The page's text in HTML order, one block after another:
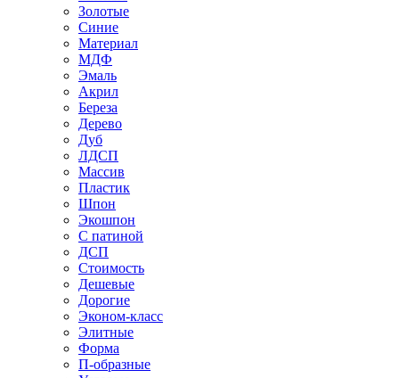
Золотые
Синие
Материал
МДФ
Эмаль
Акрил
Береза
Дерево
Дуб
ЛДСП
Массив
Пластик
Шпон
Экошпон
С патиной
ДСП
Стоимость
Дешевые
Дорогие
Эконом-класс
Элитные
Форма
П-образные